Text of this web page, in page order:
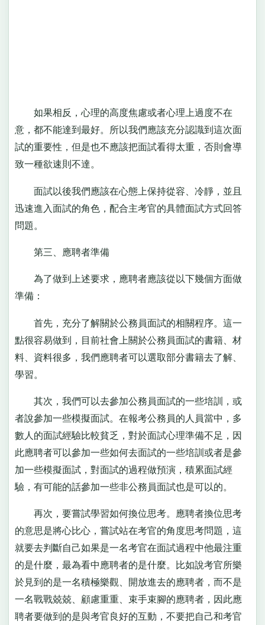
如果相反，心理的高度焦慮或者心理上過度不在
意，都不能達到最好。所以我們應該充分認識到這次面
試的重要性，但是也不應該把面試看得太重，否則會導
致一種欲速則不達。
面試以後我們應該在心態上保持從容、冷靜，並且
迅速進入面試的角色，配合主考官的具體面試方式回答
問題。
第三、應聘者準備
為了做到上述要求，應聘者應該從以下幾個方面做
準備：
首先，充分了解關於公務員面試的相關程序。這一
點很容易做到，目前社會上關於公務員面試的書籍、材
料、資料很多，我們應聘者可以選取部分書籍去了解、
學習。
其次，我們可以去參加公務員面試的一些培訓，或
者說參加一些模擬面試。在報考公務員的人員當中，多
數人的面試經驗比較貧乏，對於面試心理準備不足，因
此應聘者可以參加一些如何去面試的一些培訓或者是參
加一些模擬面試，對面試的過程做預演，積累面試經
驗，有可能的話參加一些非公務員面試也是可以的。
再次，要嘗試學習如何換位思考。應聘者換位思考
的意思是將心比心，嘗試站在考官的角度思考問題，這
就要去判斷自己如果是一名考官在面試過程中他最注重
的是什麼，最為看中應聘者的是什麼。比如說考官所樂
於見到的是一名積極樂觀、開放進去的應聘者，而不是
一名戰戰兢兢、顧慮重重、束手束腳的應聘者，因此應
聘者要做到的是與考官良好的互動，不要把自己和考官